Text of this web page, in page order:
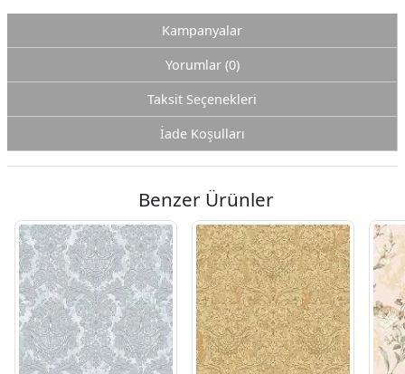
Kampanyalar
Yorumlar (0)
Taksit Seçenekleri
İade Koşulları
Benzer Ürünler